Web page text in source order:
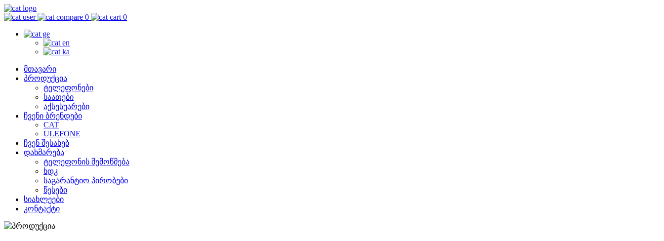
0 0
მთავარი
პროდუქცია
ტელეფონები
საათები
აქსესუარები
ჩვენი ბრენდები
CAT
ULEFONE
ჩვენ შესახებ
დახმარება
ტელეფონის შემოწმება
ხდკ
საგარანტიო პირობები
წესები
სიახლეები
კონტაქტი